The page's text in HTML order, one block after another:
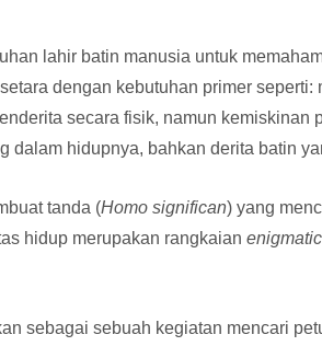
lahir batin manusia untuk
dengan kebutuhan primer
secara fisik, namun kemiskinan
dalam hidupnya, bahkan derita batin
tanda (Homo significan) yang
hidup merupakan rangkaian enigmatic
sebagai sebuah kegiatan mencari